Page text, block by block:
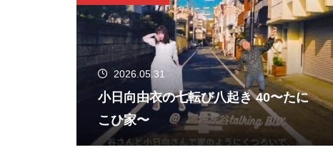
2026.05.31
小日向由衣の七転び八起き 40〜たに
こひ家〜